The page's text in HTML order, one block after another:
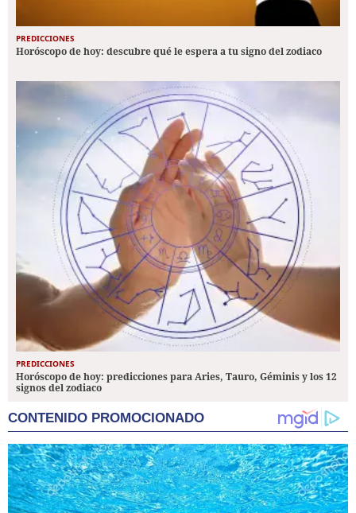
PREDICCIONES
Horóscopo de hoy: descubre qué le espera a tu signo del zodiaco
PREDICCIONES
Horóscopo de hoy: predicciones para Aries, Tauro, Géminis y los 12
signos del zodiaco
CONTENIDO PROMOCIONADO